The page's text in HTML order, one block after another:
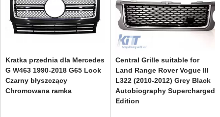
Kratka przednia dla Mercedes
G W463 1990-2018 G65 Look
Czarny błyszczący
Chromowana ramka
Central Grille suitable for
Land Range Rover Vogue III
L322 (2010-2012) Grey Black
Autobiography Supercharged
Edition